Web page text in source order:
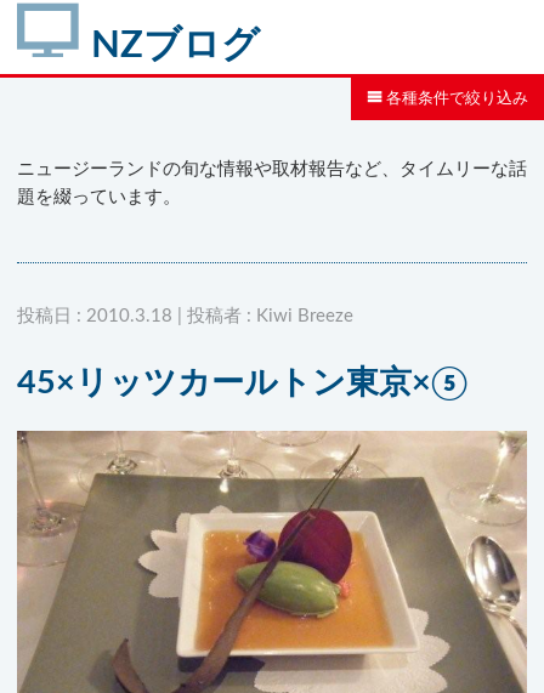
NZブログ
各種条件で絞り込み
ニュージーランドの旬な情報や取材報告など、タイムリーな話
題を綴っています。
投稿日 : 2010.3.18 | 投稿者 : Kiwi Breeze
45×リッツカールトン東京×⑤